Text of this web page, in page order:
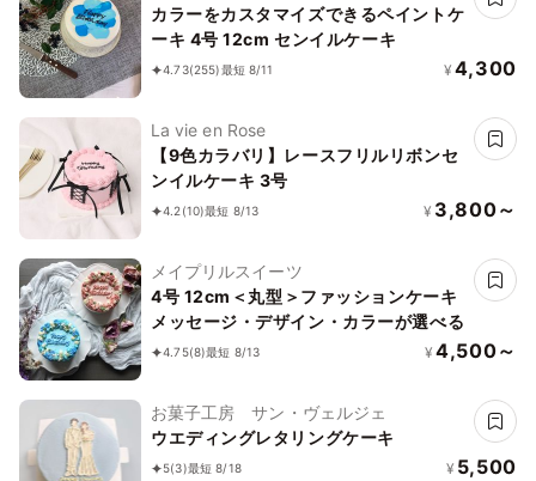
カラーをカスタマイズできるペイントケ
ーキ 4号 12cm センイルケーキ
4.73(255)最短 8/11 ¥ 4,300
La vie en Rose
【9色カラバリ】レースフリルリボンセ
ンイルケーキ 3号
4.2(10)最短 8/13 ¥ 3,800～
メイプリルスイーツ
4号 12cm＜丸型＞ファッションケーキ
メッセージ・デザイン・カラーが選べる
4.75(8)最短 8/13 ¥ 4,500～
お菓子工房 サン・ヴェルジェ
ウエディングレタリングケーキ
5(3)最短 8/18 ¥ 5,500